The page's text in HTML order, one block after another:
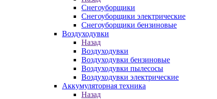
Снегоуборщики
Снегоуборщики электрические
Снегоуборщики бензиновые
Воздуходувки
Назад
Воздуходувки
Воздуходувки бензиновые
Воздуходувки пылесосы
Воздуходувки электрические
Аккумуляторная техника
Назад